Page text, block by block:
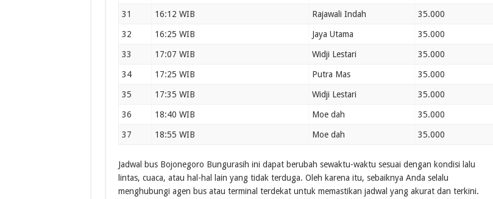
31 16:12 WIB Rajawali Indah 35.000
32 16:25 WIB Jaya Utama 35.000
33 17:07 WIB Widji Lestari 35.000
34 17:25 WIB Putra Mas 35.000
35 17:35 WIB Widji Lestari 35.000
36 18:40 WIB Moe dah 35.000
37 18:55 WIB Moe dah 35.000
Jadwal bus Bojonegoro Bungurasih ini dapat berubah sewaktu-waktu sesuai dengan kondisi lalu
lintas, cuaca, atau hal-hal lain yang tidak terduga. Oleh karena itu, sebaiknya Anda selalu
menghubungi agen bus atau terminal terdekat untuk memastikan jadwal yang akurat dan terkini.